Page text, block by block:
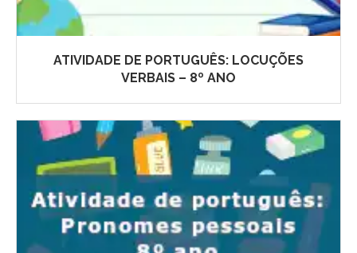
ATIVIDADE DE PORTUGUÊS: LOCUÇÕES
VERBAIS – 8º ANO